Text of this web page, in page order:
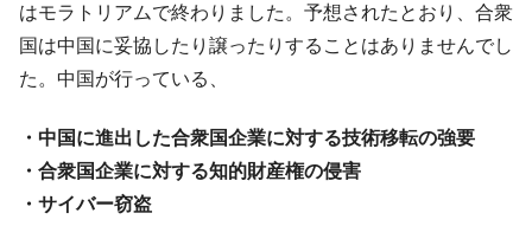
『Money1』
韓国K9専用砲弾･装薬自動供給装甲車両･珍
兵器「K10」が改良に乗り出す。
『Money1』
韓国「2026年07月の輸出入」絶好調。半導
『Money1』
韓国･李在明「青年層の雇用状況が悪い。せ
や、若者に起業させよう」⇒ どんな雇用対策だソレ。
『Money1』
【韓国の外貨準備】2026年07月は4,279億ド
はモラトリアムで終わりました。予想されたとおり、合衆
国は中国に妥協したり譲ったりすることはありませんでし
た。中国が行っている、
・中国に進出した合衆国企業に対する技術移転の強要
・合衆国企業に対する知的財産権の侵害
・サイバー窃盗